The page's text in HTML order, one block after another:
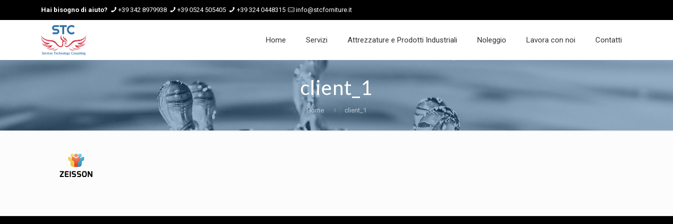
Hai bisogno di aiuto? +39 342 8979938 +39 0524 505405 +39 324 0448315 info@stcforniture.it
Home Servizi Attrezzature e Prodotti Industriali Noleggio Lavora con noi Contatti
client_1
Home client_1